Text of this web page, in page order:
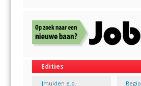
Edities
IJmuiden e.o. Regio